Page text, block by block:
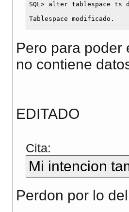
SQL> alter tablespace ts
Pero para poder
no contiene
EDITADO
Cita:
Mi intencion
Perdon por lo